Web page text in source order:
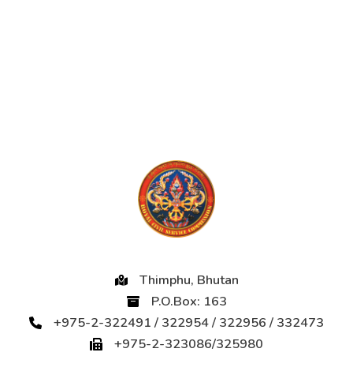
Thimphu, Bhutan
P.O.Box: 163
+975-2-322491 / 322954 / 322956 / 332473
+975-2-323086/325980